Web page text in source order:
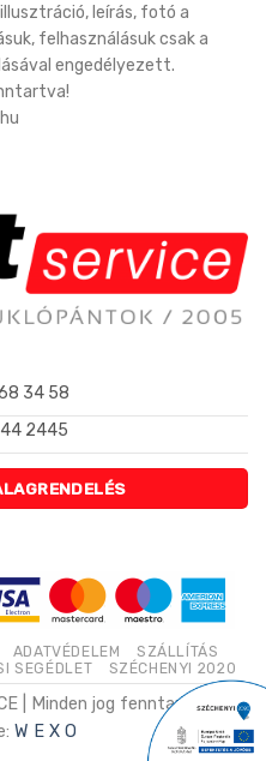
leírás, fotó a
felhasználásuk csak a
engedélyezett.
34 58
2445
ADATVÉDELEM
SZÁLLÍTÁS
SEGÉDLET SZÉCHENYI 2020
| Minden jog fenntartva. |
W E X O